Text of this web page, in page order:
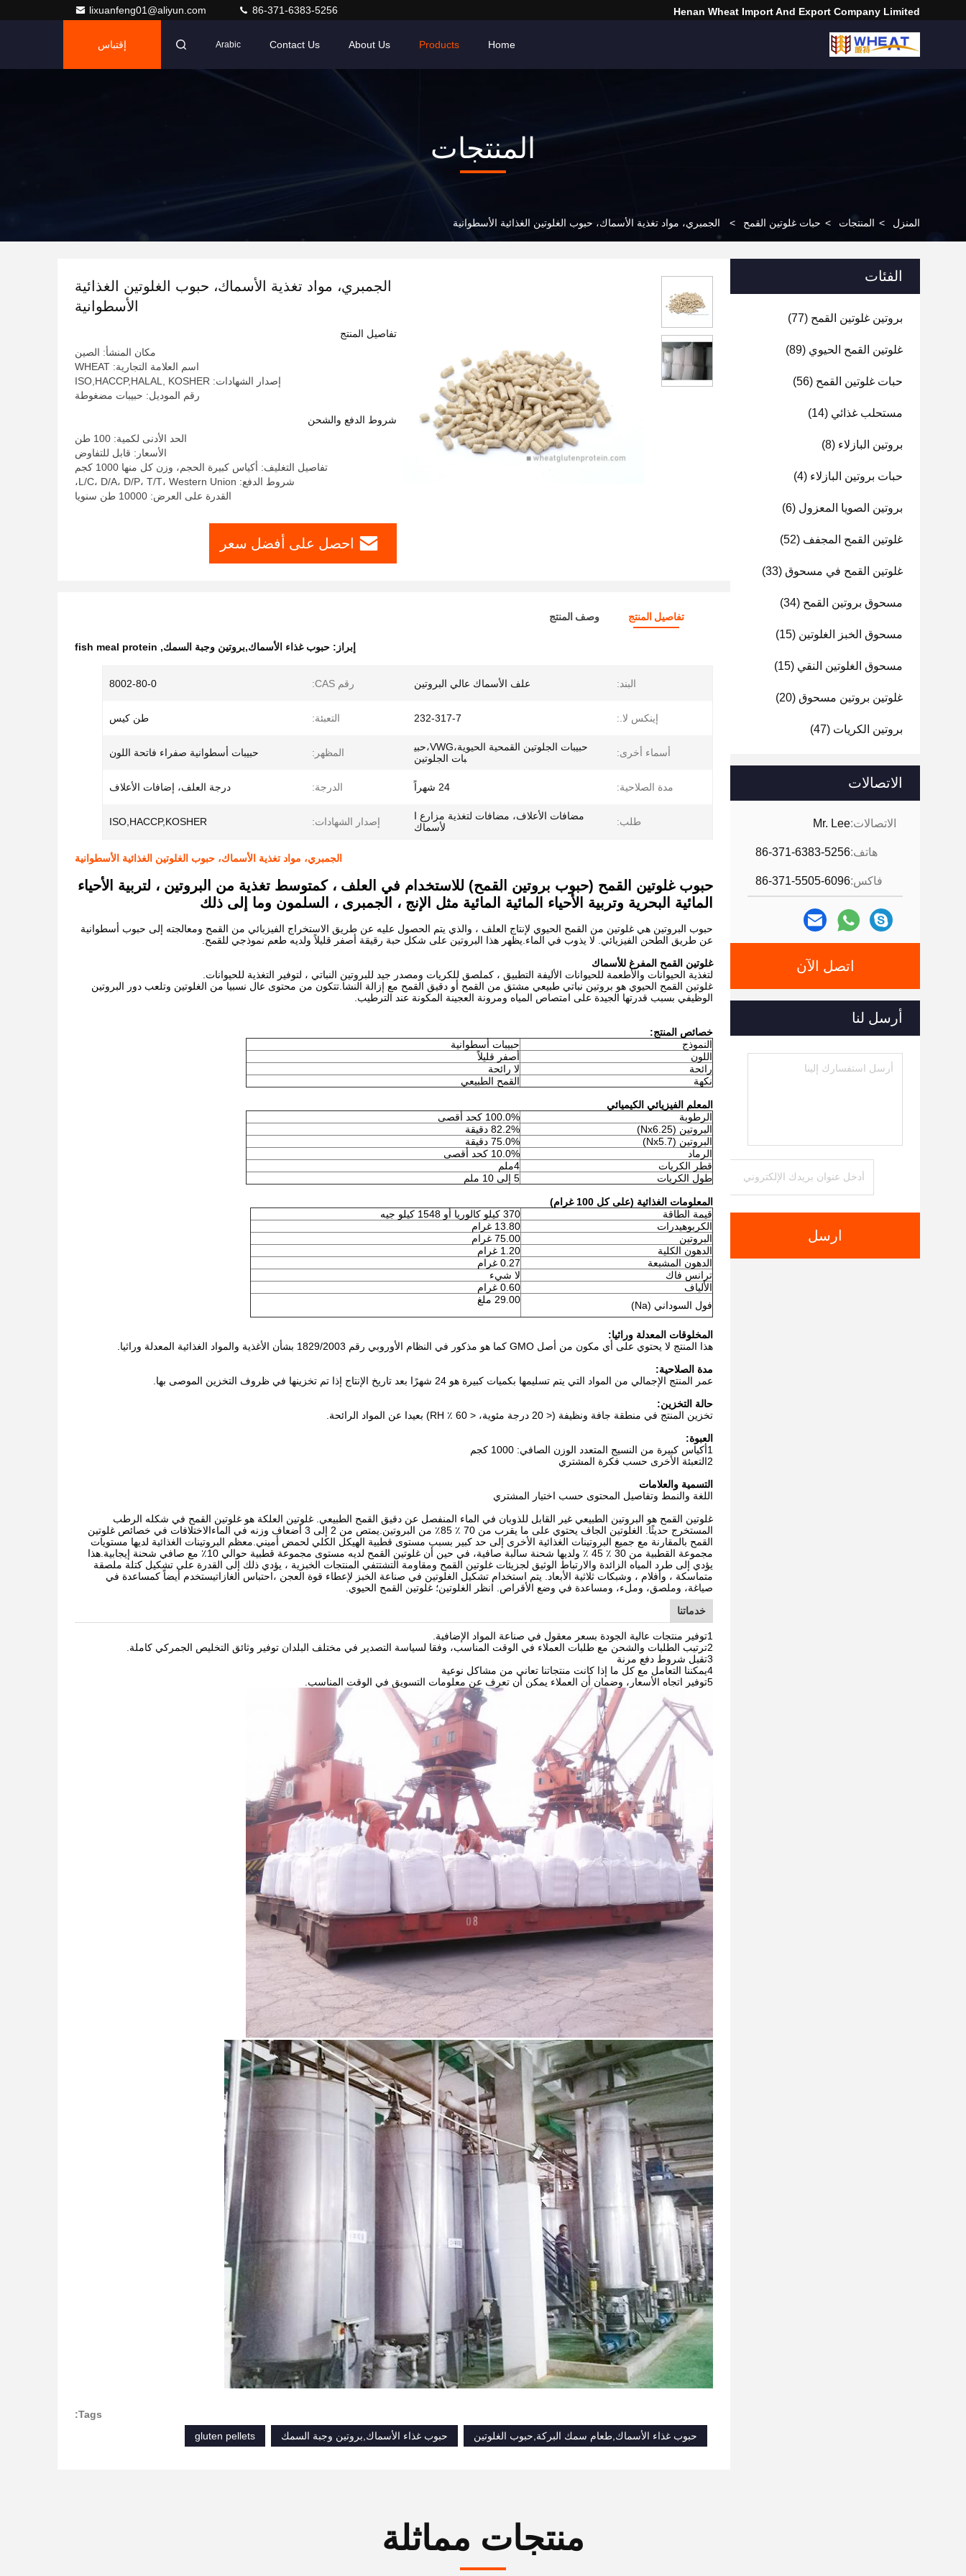
Henan Wheat Import And Export Company Limited
lixuanfeng01@aliyun.com 86-371-6383-5256
Home
Products
About Us
Contact Us
Arabic إقتباس
المنتجات
المنزل > المنتجات > حبات غلوتين القمح > الجمبري، مواد تغذية الأسماك، حبوب الغلوتين الغذائية الأسطوانية
الفئات
بروتين غلوتين القمح (77)
غلوتين القمح الحيوي (89)
حبات غلوتين القمح (56)
مستحلب غذائي (14)
بروتين البازلاء (8)
حبات بروتين البازلاء (4)
بروتين الصويا المعزول (6)
غلوتين القمح المجفف (52)
غلوتين القمح في مسحوق (33)
مسحوق بروتين القمح (34)
مسحوق الخبز الغلوتين (15)
مسحوق الغلوتين النقي (15)
غلوتين بروتين مسحوق (20)
بروتين الكريات (47)
الاتصالات
الاتصالات:Mr. Lee
هاتف:86-371-6383-5256
فاكس:86-371-5505-6096
اتصل الآن
أرسل لنا
ارسل
الجمبري، مواد تغذية الأسماك، حبوب الغلوتين الغذائية
الأسطوانية
تفاصيل المنتج
مكان المنشأ: الصين
اسم العلامة التجارية: WHEAT
إصدار الشهادات: ISO,HACCP,HALAL, KOSHER
رقم الموديل: حبيبات مضغوطة
شروط الدفع والشحن
الحد الأدنى لكمية: 100 طن
الأسعار: قابل للتفاوض
تفاصيل التغليف: أكياس كبيرة الحجم، وزن كل منها 1000 كجم
شروط الدفع: L/C، D/A، D/P، T/T، Western Union،
القدرة على العرض: 10000 طن سنويا
احصل على أفضل سعر
تفاصيل المنتج وصف المنتج
إبراز: حبوب غذاء الأسماك,بروتين وجبة السمك,
fish meal protein
البند: علف الأسماك عالي البروتين رقم CAS: 8002-80-0
إينكس لا.: 232-317-7 التعبئة: طن كيس
أسماء أخرى:
حبيبات الجلوتين القمحية الحيوية،VWG،حبي
بات الجلوتين
المظهر: حبيبات أسطوانية صفراء فاتحة اللون
مدة الصلاحية: 24 شهراً الدرجة: درجة العلف، إضافات الأعلاف
طلب:
مضافات الأعلاف، مضافات لتغذية مزارع ا
لأسماك
إصدار الشهادات: ISO,HACCP,KOSHER
الجمبري، مواد تغذية الأسماك، حبوب الغلوتين الغذائية الأسطوانية
حبوب غلوتين القمح (حبوب بروتين القمح) للاستخدام في العلف ، كمتوسط تغذية من البروتين ، لتربية الأحياء
المائية البحرية وتربية الأحياء المائية المائية مثل الإنج ، الجمبرى ، السلمون وما إلى ذلك
حبوب البروتين هي غلوتين من القمح الحيوي لإنتاج العلف ، والذي يتم الحصول عليه عن طريق الاستخراج الفيزيائي من القمح ومعالجته إلى حبوب أسطوانية
عن طريق الطحن الفيزيائي. لا يذوب في الماء.يظهر هذا البروتين على شكل حبة رقيقة أصفر قليلاً ولديه طعم نموذجي للقمح.
غلوتين القمح المفرغ للأسماك
لتغذية الحيوانات والأطعمة للحيوانات الأليفة التطبيق ، كملصق للكريات ومصدر جيد للبروتين النباتي ، لتوفير التغذية للحيوانات.
غلوتين القمح الحيوي هو بروتين نباتي طبيعي مشتق من القمح أو دقيق القمح مع إزالة النشا.تتكون من محتوى عال نسبيا من الغلوتين وتلعب دور البروتين
الوظيفي بسبب قدرتها الجيدة على امتصاص المياه ومرونة العجينة المكونة عند الترطيب.
خصائص المنتج:
النموذج
حبيبات أسطوانية
اللون
أصفر قليلاً
رائحة
لا رائحة
نكهة
القمح الطبيعي
المعلم الفيزيائي الكيميائي
الرطوبة
100.0% كحد أقصى
البروتين (Nx6.25)
82.2% دقيقة
البروتين (Nx5.7)
75.0% دقيقة
الرماد
10.0% كحد أقصى
قطر الكريات
4ملم
طول الكريات
5 إلى 10 ملم
المعلومات الغذائية (على كل 100 غرام)
قيمة الطاقة
370 كيلو كالوريا أو 1548 كيلو جيه
الكربوهيدرات
13.80 غرام
البروتين
75.00 غرام
الدهون الكلية
1.20 غرام
الدهون المشبعة
0.27 غرام
ترانس فاك
لا شيء
الألياف
0.60 غرام
فول السوداني (Na)
29.00 ملغ
المخلوقات المعدلة وراثيا:
هذا المنتج لا يحتوي على أي مكون من أصل GMO كما هو مذكور في النظام الأوروبي رقم 1829/2003 بشأن الأغذية والمواد الغذائية المعدلة وراثيا.
مدة الصلاحية:
عمر المنتج الإجمالي من المواد التي يتم تسليمها بكميات كبيرة هو 24 شهرًا بعد تاريخ الإنتاج إذا تم تخزينها في ظروف التخزين الموصى بها.
حالة التخزين:
تخزين المنتج في منطقة جافة ونظيفة (< 20 درجة مئوية، < 60 ٪ RH) بعيدا عن المواد الرائحة.
العبوة:
1أكياس كبيرة من النسيج المتعدد الوزن الصافي: 1000 كجم
2التعبئة الأخرى حسب فكرة المشتري
التسمية والعلامات
اللغة والنمط وتفاصيل المحتوى حسب اختيار المشتري
غلوتين القمح هو البروتين الطبيعي غير القابل للذوبان في الماء المنفصل عن دقيق القمح الطبيعي. غلوتين العلكة هو غلوتين القمح في شكله الرطب
المستخرج حديثًا. الغلوتين الجاف يحتوي على ما يقرب من 70 ٪ 85٪ من البروتين.يمتص من 2 إلى 3 أضعاف وزنه في الماءالاختلافات في خصائص غلوتين
القمح بالمقارنة مع جميع البروتينات الغذائية الأخرى إلى حد كبير بسبب مستوى قطبية الهيكل الكلي لحمض أميني.معظم البروتينات الغذائية لديها مستويات
مجموعة القطبية من 30 ٪ 45 ٪ ولديها شحنة سالبة صافية، في حين أن غلوتين القمح لديه مستوى مجموعة قطبية حوالي 10٪ مع صافي شحنة إيجابية.هذا
يؤدي إلى طرد المياه الزائدة والارتباط الوثيق لجزيئات غلوتين القمح ومقاومة التشتتفي المنتجات الخبزية ، يؤدي ذلك إلى القدرة على تشكيل كتلة ملصقة
متماسكة ، وأفلام ، وشبكات ثلاثية الأبعاد. يتم استخدام تشكيل الغلوتين في صناعة الخبز لإعطاء قوة العجن ،احتباس الغازاتيستخدم أيضاً كمساعدة في
صياغة، وملصق، وملء، ومساعدة في وضع الأقراص. انظر الغلوتين؛ غلوتين القمح الحيوي.
خدماتنا
1توفير منتجات عالية الجودة بسعر معقول في صناعة المواد الإضافية.
2ترتيب الطلبات والشحن مع طلبات العملاء في الوقت المناسب، وفقا لسياسة التصدير في مختلف البلدان توفير وثائق التخليص الجمركي كاملة.
3تقبل شروط دفع مرنة
4يمكننا التعامل مع كل ما إذا كانت منتجاتنا تعاني من مشاكل نوعية
5توفير اتجاه الأسعار، وضمان أن العملاء يمكن أن تعرف عن معلومات التسويق في الوقت المناسب.
Tags:
حبوب غذاء الأسماك,طعام سمك البركة,حبوب الغلوتين
حبوب غذاء الأسماك,بروتين وجبة السمك gluten pellets
منتجات مماثلة